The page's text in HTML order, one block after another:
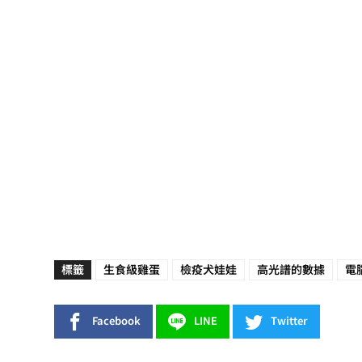
標籤 生食級雞蛋 檢疫犬娃娃 高光譜的數據
Facebook LINE Twitter